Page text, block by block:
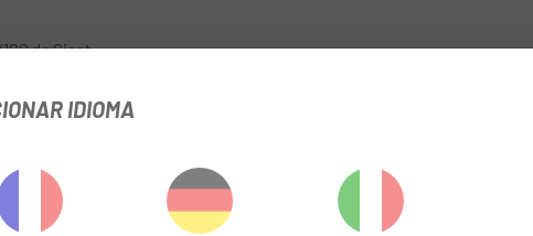
de Giant.
de abrazadera.
de la bicicleta.
la conducción.
IDIOMA